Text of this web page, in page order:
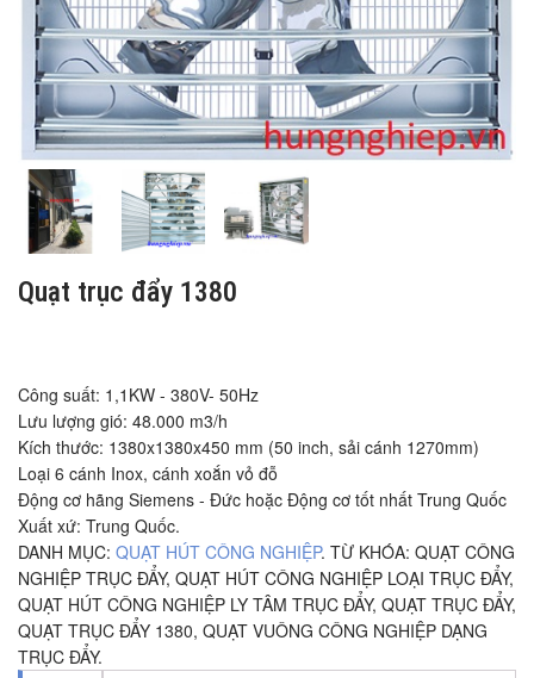
Quạt trục đẩy 1380
Công suất: 1,1KW - 380V- 50Hz
Lưu lượng gió: 48.000 m3/h
Kích thước: 1380x1380x450 mm (50 inch, sải cánh 1270mm)
Loại 6 cánh Inox, cánh xoắn vỏ đỗ
Động cơ hãng Siemens - Đức hoặc Động cơ tốt nhất Trung Quốc
Xuất xứ: Trung Quốc.
DANH MỤC: QUẠT HÚT CÔNG NGHIỆP. TỪ KHÓA: QUẠT CÔNG
NGHIỆP TRỤC ĐẨY, QUẠT HÚT CÔNG NGHIỆP LOẠI TRỤC ĐẨY,
QUẠT HÚT CÔNG NGHIỆP LY TÂM TRỤC ĐẨY, QUẠT TRỤC ĐẨY,
QUẠT TRỤC ĐẨY 1380, QUẠT VUÔNG CÔNG NGHIỆP DẠNG
TRỤC ĐẨY.